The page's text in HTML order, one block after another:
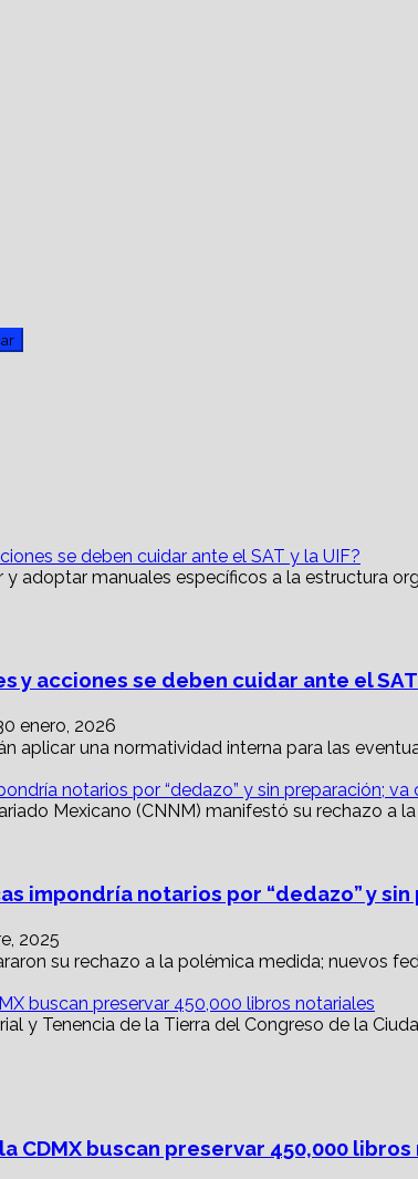
se deben cuidar ante el SAT y la UIF?
y acciones se deben cuidar ante el SAT
enero, 2026
aplicar una normatividad interna para las
notarios por “dedazo” y sin preparación; va
impondría notarios por “dedazo” y sin
2025
su rechazo a la polémica medida; nuevos
buscan preservar 450,000 libros notariales
CDMX buscan preservar 450,000